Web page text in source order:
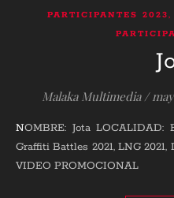
PARTICIPANTES 2023,
Malaka Multimedia /
NOMBRE: Jota LOCALIDAD: BIOGRAFIA: Participante de las
Graffiti Battles 2021, LNG
VIDEO PROMOCIONAL